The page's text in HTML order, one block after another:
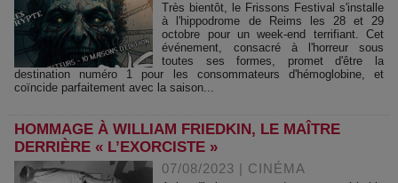
Très bientôt, le Frissons Festival s'installe
à l'hippodrome de Reims les 28 et 29
octobre pour un week-end terrifiant. Cet
événement, consacré à l'horreur sous
toutes ses formes, promet d'être la
destination numéro 1 pour les consommateurs d'hémoglobine, et
coïncide parfaitement avec la saison...
HOMMAGE À WILLIAM FRIEDKIN, LE MAÎTRE
DERRIÈRE « L’EXORCISTE »
07/08/2023 | CINÉMA